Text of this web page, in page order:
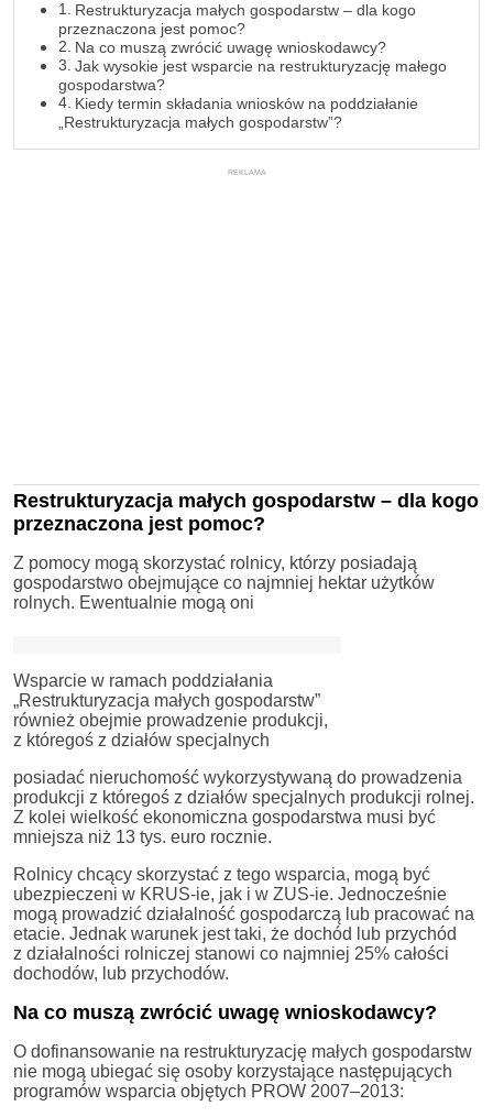
Restrukturyzacja małych gospodarstw – dla kogo
przeznaczona jest pomoc?
Na co muszą zwrócić uwagę wnioskodawcy?
Jak wysokie jest wsparcie na restrukturyzację małego
gospodarstwa?
Kiedy termin składania wniosków na poddziałanie
„Restrukturyzacja małych gospodarstw”?
REKLAMA
Restrukturyzacja małych gospodarstw – dla kogo
przeznaczona jest pomoc?
Z pomocy mogą skorzystać rolnicy, którzy posiadają
gospodarstwo obejmujące co najmniej hektar użytków
rolnych. Ewentualnie mogą oni
Wsparcie w ramach poddziałania
„Restrukturyzacja małych gospodarstw”
również obejmie prowadzenie produkcji,
z któregoś z działów specjalnych
posiadać nieruchomość wykorzystywaną do prowadzenia
produkcji z któregoś z działów specjalnych produkcji rolnej.
Z kolei wielkość ekonomiczna gospodarstwa musi być
mniejsza niż 13 tys. euro rocznie.
Rolnicy chcący skorzystać z tego wsparcia, mogą być
ubezpieczeni w KRUS-ie, jak i w ZUS-ie. Jednocześnie
mogą prowadzić działalność gospodarczą lub pracować na
etacie. Jednak warunek jest taki, że dochód lub przychód
z działalności rolniczej stanowi co najmniej 25% całości
dochodów, lub przychodów.
Na co muszą zwrócić uwagę wnioskodawcy?
O dofinansowanie na restrukturyzację małych gospodarstw
nie mogą ubiegać się osoby korzystające następujących
programów wsparcia objętych PROW 2007–2013: